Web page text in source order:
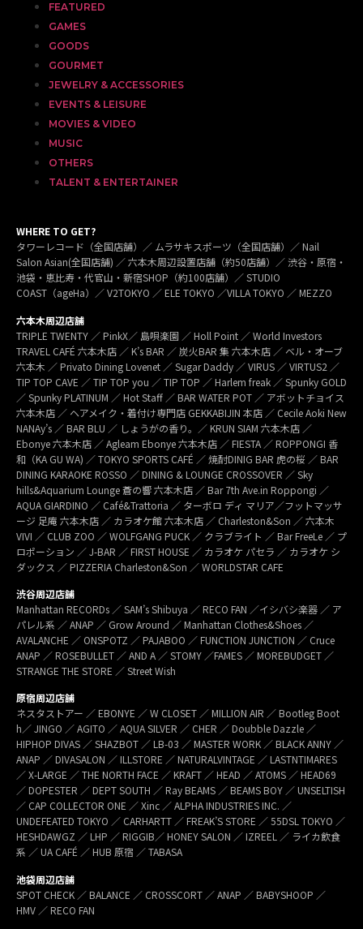
FEATURED
GAMES
GOODS
GOURMET
JEWELRY & ACCESSORIES
EVENTS & LEISURE
MOVIES & VIDEO
MUSIC
OTHERS
TALENT & ENTERTAINER
WHERE TO GET?
タワーレコード（全国店舗）／ ムラサキスポーツ（全国店舗）／ Nail
Salon Asian(全国店舗) ／ 六本木周辺設置店舗（約50店舗）／ 渋谷・原宿・
池袋・恵比寿・代官山・新宿SHOP（約100店舗）／ STUDIO
COAST（ageHa）／ V2TOKYO ／ ELE TOKYO ／VILLA TOKYO ／ MEZZO
六本木周辺店舗
TRIPLE TWENTY ／ PinkX／ 島唄楽園 ／ Holl Point ／ World Investors
TRAVEL CAFÉ 六本木店 ／ K’s BAR ／ 炭火BAR 集 六本木店 ／ ベル・オーブ
六本木 ／ Privato Dining Lovenet ／ Sugar Daddy ／ VIRUS ／ VIRTUS2 ／
TIP TOP CAVE ／ TIP TOP you ／ TIP TOP ／ Harlem freak ／ Spunky GOLD
／ Spunky PLATINUM ／ Hot Staff ／ BAR WATER POT ／ アボットチョイス
六本木店 ／ ヘアメイク・着付け専門店 GEKKABIJIN 本店 ／ Cecile Aoki New
NANAy’s ／ BAR BLU ／ しょうがの香り。／ KRUN SIAM 六本木店 ／
Ebonye 六本木店 ／ Agleam Ebonye 六本木店 ／ FIESTA ／ ROPPONGI 香
和（KA GU WA) ／ TOKYO SPORTS CAFÉ ／ 焼酎DINIG BAR 虎の桜 ／ BAR
DINING KARAOKE ROSSO ／ DINING & LOUNGE CROSSOVER ／ Sky
hills&Aquarium Lounge 蒼の響 六本木店 ／ Bar 7th Ave.in Roppongi ／
AQUA GIARDINO ／ Café&Trattoria ／ ターボロ ディ マリア／フットマッサ
ージ 足庵 六本木店 ／ カラオケ館 六本木店 ／ Charleston&Son ／ 六本木
VIVI ／ CLUB ZOO ／ WOLFGANG PUCK ／ クラブライト ／ Bar FreeLe ／ プ
ロポーション ／ J-BAR ／ FIRST HOUSE ／ カラオケ パセラ ／ カラオケ シ
ダックス ／ PIZZERIA Charleston&Son ／ WORLDSTAR CAFE
渋谷周辺店舗
Manhattan RECORDs ／ SAM’s Shibuya ／ RECO FAN ／イシバシ楽器 ／ ア
パレル系 ／ ANAP ／ Grow Around ／ Manhattan Clothes&Shoes ／
AVALANCHE ／ ONSPOTZ ／ PAJABOO ／ FUNCTION JUNCTION ／ Cruce
ANAP ／ ROSEBULLET ／ AND A ／ STOMY ／FAMES ／ MOREBUDGET ／
STRANGE THE STORE ／ Street Wish
原宿周辺店舗
ネスタストアー ／ EBONYE ／ W CLOSET ／ MILLION AIR ／ Bootleg Boot
h／ JINGO ／ AGITO ／ AQUA SILVER ／ CHER ／ Doubble Dazzle ／
HIPHOP DIVAS ／ SHAZBOT ／ LB-03 ／ MASTER WORK ／ BLACK ANNY ／
ANAP ／ DIVASALON ／ ILLSTORE ／ NATURALVINTAGE ／ LASTNTIMARES
／ X-LARGE ／ THE NORTH FACE ／ KRAFT ／ HEAD ／ ATOMS ／ HEAD69
／ DOPESTER ／ DEPT SOUTH ／ Ray BEAMS ／ BEAMS BOY ／ UNSELTISH
／ CAP COLLECTOR ONE ／ Xinc ／ ALPHA INDUSTRIES INC. ／
UNDEFEATED TOKYO ／ CARHARTT ／ FREAK’S STORE ／ 55DSL TOKYO ／
HESHDAWGZ ／ LHP ／ RIGGIB／ HONEY SALON ／ IZREEL ／ ライカ飲食
系 ／ UA CAFÉ ／ HUB 原宿 ／ TABASA
池袋周辺店舗
SPOT CHECK ／ BALANCE ／ CROSSCORT ／ ANAP ／ BABYSHOOP ／
HMV ／ RECO FAN